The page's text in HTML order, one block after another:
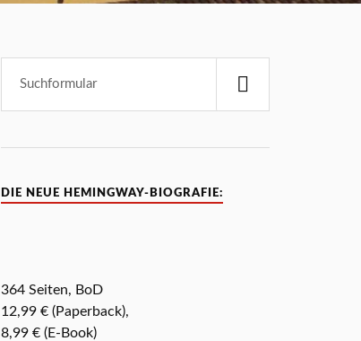
DIE NEUE HEMINGWAY-BIOGRAFIE:
364 Seiten, BoD
12,99 € (Paperback),
8,99 € (E-Book)